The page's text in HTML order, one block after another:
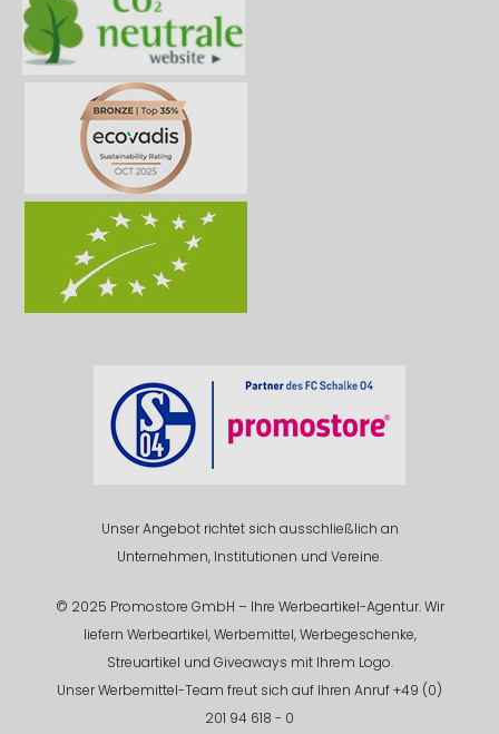
Unser Angebot richtet sich ausschließlich an
Unternehmen, Institutionen und Vereine.
© 2025 Promostore GmbH – Ihre Werbeartikel-Agentur. Wir
liefern Werbeartikel, Werbemittel, Werbegeschenke,
Streuartikel und Giveaways mit Ihrem Logo.
Unser Werbemittel-Team freut sich auf Ihren Anruf +49 (0)
201 94 618 - 0